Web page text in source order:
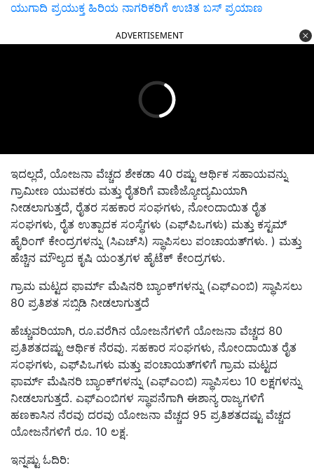
ಯುಗಾದಿ ಪ್ರಯುಕ್ತ ಹಿರಿಯ ನಾಗರಿಕರಿಗೆ ಉಚಿತ ಬಸ್ ಪ್ರಯಾಣ
ADVERTISEMENT
ಇದಲ್ಲದೆ, ಯೋಜನಾ ವೆಚ್ಚದ ಶೇಕಡಾ 40 ರಷ್ಟು ಆರ್ಥಿಕ ಸಹಾಯವನ್ನು
ಗ್ರಾಮೀಣ ಯುವಕರು ಮತ್ತು ರೈತರಿಗೆ ವಾಣಿಜ್ಯೋದ್ಯಮಿಯಾಗಿ
ನೀಡಲಾಗುತ್ತದೆ, ರೈತರ ಸಹಕಾರ ಸಂಘಗಳು, ನೋಂದಾಯಿತ ರೈತ
ಸಂಘಗಳು, ರೈತ ಉತ್ಪಾದಕ ಸಂಸ್ಥೆಗಳು (ಎಫ್‌ಪಿಒಗಳು) ಮತ್ತು ಕಸ್ಟಮ್
ಹೈರಿಂಗ್ ಕೇಂದ್ರಗಳನ್ನು (ಸಿಎಚ್‌ಸಿ) ಸ್ಥಾಪಿಸಲು ಪಂಚಾಯತ್‌ಗಳು. ) ಮತ್ತು
ಹೆಚ್ಚಿನ ಮೌಲ್ಯದ ಕೃಷಿ ಯಂತ್ರಗಳ ಹೈಟೆಕ್ ಕೇಂದ್ರಗಳು.
ಗ್ರಾಮ ಮಟ್ಟದ ಫಾರ್ಮ್ ಮೆಷಿನರಿ ಬ್ಯಾಂಕ್‌ಗಳನ್ನು (ಎಫ್‌ಎಂಬಿ) ಸ್ಥಾಪಿಸಲು
80 ಪ್ರತಿಶತ ಸಬ್ಸಿಡಿ ನೀಡಲಾಗುತ್ತದೆ
ಹೆಚ್ಚುವರಿಯಾಗಿ, ರೂ.ವರೆಗಿನ ಯೋಜನೆಗಳಿಗೆ ಯೋಜನಾ ವೆಚ್ಚದ 80
ಪ್ರತಿಶತದಷ್ಟು ಆರ್ಥಿಕ ನೆರವು. ಸಹಕಾರ ಸಂಘಗಳು, ನೋಂದಾಯಿತ ರೈತ
ಸಂಘಗಳು, ಎಫ್‌ಪಿಒಗಳು ಮತ್ತು ಪಂಚಾಯತ್‌ಗಳಿಗೆ ಗ್ರಾಮ ಮಟ್ಟದ
ಫಾರ್ಮ್ ಮೆಷಿನರಿ ಬ್ಯಾಂಕ್‌ಗಳನ್ನು (ಎಫ್‌ಎಂಬಿ) ಸ್ಥಾಪಿಸಲು 10 ಲಕ್ಷಗಳನ್ನು
ನೀಡಲಾಗುತ್ತದೆ. ಎಫ್‌ಎಂಬಿಗಳ ಸ್ಥಾಪನೆಗಾಗಿ ಈಶಾನ್ಯ ರಾಜ್ಯಗಳಿಗೆ
ಹಣಕಾಸಿನ ನೆರವು ದರವು ಯೋಜನಾ ವೆಚ್ಚದ 95 ಪ್ರತಿಶತದಷ್ಟು ವೆಚ್ಚದ
ಯೋಜನೆಗಳಿಗೆ ರೂ. 10 ಲಕ್ಷ.
ಇನ್ನಷ್ಟು ಓದಿರಿ: